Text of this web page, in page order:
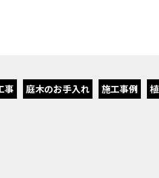
事 庭木のお手入れ 施工事例